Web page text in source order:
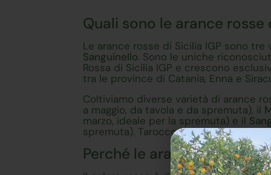
Quali sono le arance rosse
Le arance rosse di Sicilia IGP sono tre
Sanguinello. Sono le uniche
Rossa di Sicilia IGP e crescono
tra le province di Catania, Enna e
Coltiviamo diverse varietà di arance
a maggio, da tavola e da spremuta), il
marzo, ideale per la spremuta) e il
spremuta). Tarocco e Moro sono
Perché le arance sono